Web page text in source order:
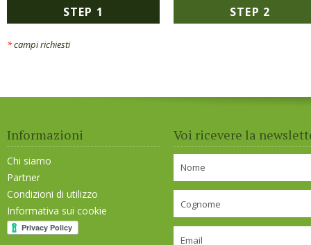
STEP 1 STEP 2
*campi richiesti
Informazioni
Chi siamo
Partner
Condizioni di utilizzo
Informativa sui cookie
Voi ricevere la